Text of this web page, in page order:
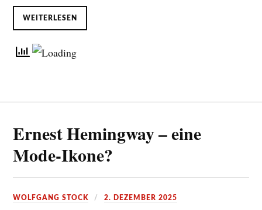
WEITERLESEN
Ernest Hemingway – eine
Mode-Ikone?
WOLFGANG STOCK 2. DEZEMBER 2025